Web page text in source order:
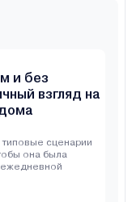
и без
взгляд на
сценарии
она была